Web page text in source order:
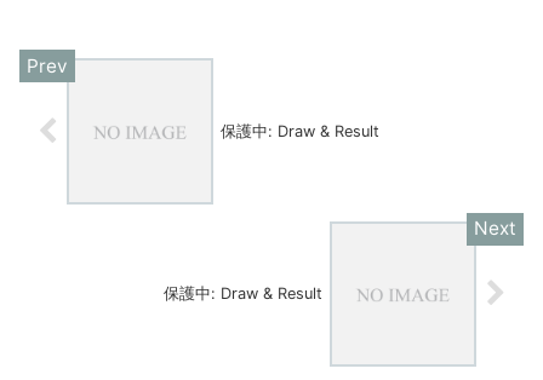
保護中: Draw & Result
保護中: Draw & Result